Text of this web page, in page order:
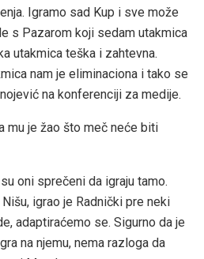
Igramo sad Kup i sve može
s Pazarom koji sedam utakmica
utakmica teška i zahtevna.
nam je eliminaciona i tako se
na konferenciji za medije.
mu je žao što meč neće biti
oni sprečeni da igraju tamo.
igrao je Radnički pre neki
adaptiraćemo se. Sigurno da je
na njemu, nema razloga da